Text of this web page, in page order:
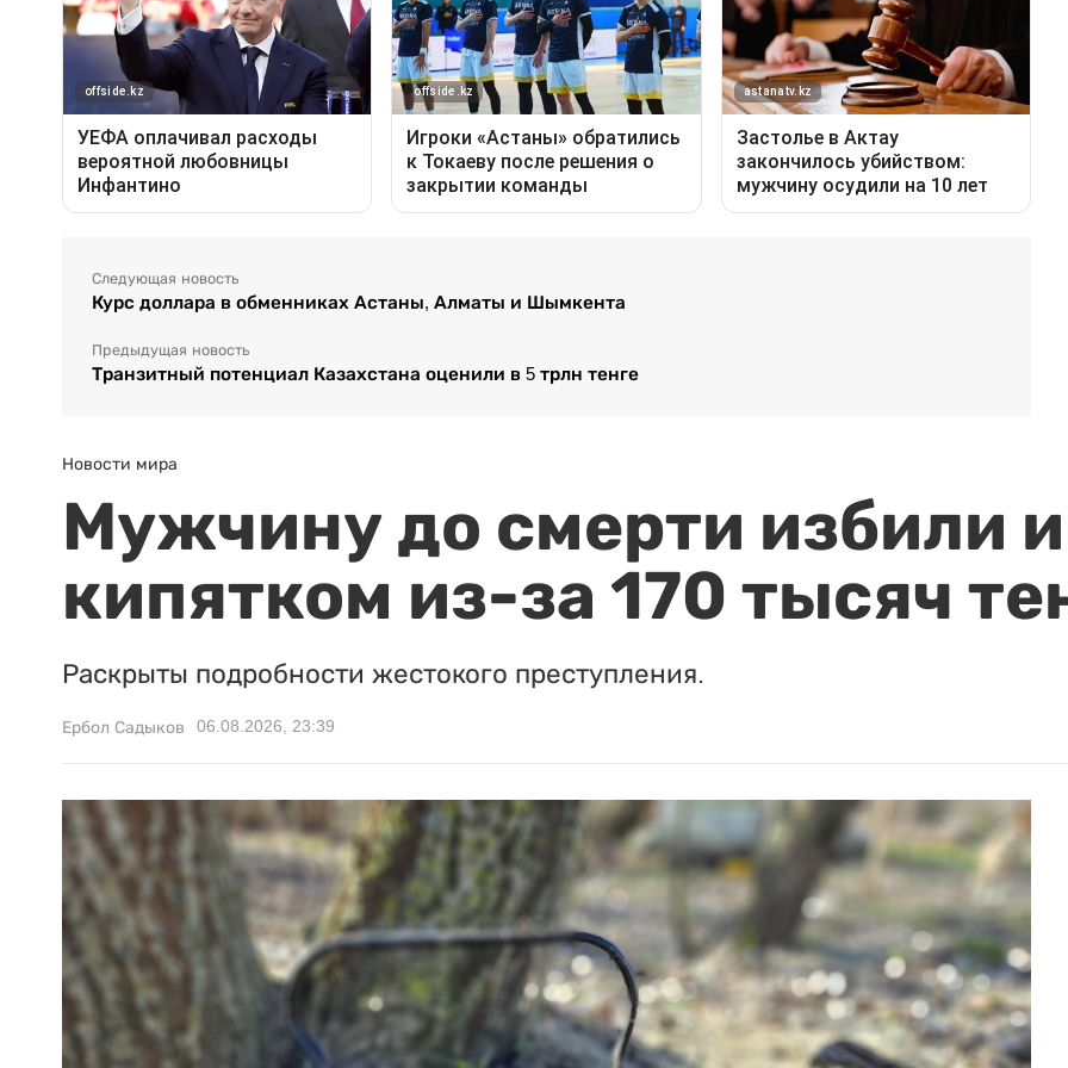
Следующая новость
Курс доллара в обменниках Астаны, Алматы и Шымкента
Предыдущая новость
Транзитный потенциал Казахстана оценили в 5 трлн тенге
Новости мира
Мужчину до смерти избили
кипятком из-за 170 тысяч
Раскрыты подробности жестокого преступления.
Ербол Садыков 06.08.2026, 23:39